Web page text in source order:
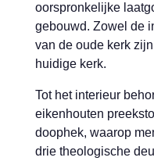
oorspronkelijke
gebouwd. Zowel de
van de oude kerk
huidige kerk.
Tot het interieur
eikenhouten
doophek, waarop
drie theologische